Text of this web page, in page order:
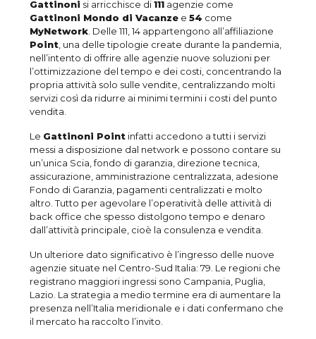
Gattinoni si arricchisce di111 agenzie come
Gattinoni Mondo di Vacanze e54 come
MyNetwork . Delle 111, 14 appartengono all’affiliazione
Point , una delle tipologie create durante la pandemia,
nell’intento di offrire alle agenzie nuove soluzioni per
l’ottimizzazione del tempo e dei costi, concentrando la
propria attività solo sulle vendite, centralizzando molti
servizi così da ridurre ai minimi termini i costi del punto
vendita.
Le Gattinoni Point infatti accedono a tutti i servizi
messi a disposizione dal network e possono contare su
un’unica Scia, fondo di garanzia, direzione tecnica,
assicurazione, amministrazione centralizzata, adesione
Fondo di Garanzia, pagamenti centralizzati e molto
altro. Tutto per agevolare l’operatività delle attività di
back office che spesso distolgono tempo e denaro
dall’attività principale, cioè la consulenza e vendita.
Un ulteriore dato significativo è l’ingresso delle nuove
agenzie situate nel Centro-Sud Italia: 79. Le regioni che
registrano maggiori ingressi sono Campania, Puglia,
Lazio. La strategia a medio termine era di aumentare la
presenza nell’Italia meridionale e i dati confermano che
il mercato ha raccolto l’invito.